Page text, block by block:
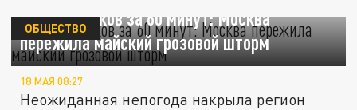
30 мм осадков за 60 минут: Москва
пережила майский грозовой шторм
ОБЩЕСТВО
18 МАЯ 08:27
Неожиданная непогода накрыла регион